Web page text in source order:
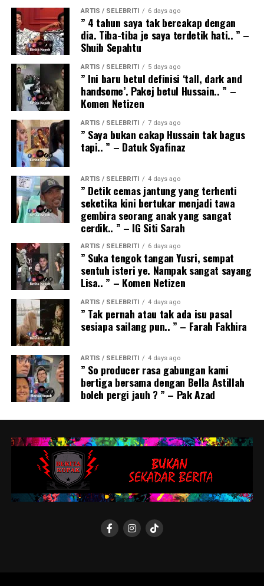
ARTIS / SELEBRITI 6 days ago
” 4 tahun saya tak bercakap dengan
dia. Tiba-tiba je saya terdetik hati.. ” –
Shuib Sepahtu
ARTIS / SELEBRITI 5 days ago
” Ini baru betul definisi ‘tall, dark and
handsome’. Pakej betul Hussain.. ” –
Komen Netizen
ARTIS / SELEBRITI 7 days ago
” Saya bukan cakap Hussain tak bagus
tapi.. ” – Datuk Syafinaz
ARTIS / SELEBRITI 4 days ago
” Detik cemas jantung yang terhenti
seketika kini bertukar menjadi tawa
gembira seorang anak yang sangat
cerdik.. ” – IG Siti Sarah
ARTIS / SELEBRITI 6 days ago
” Suka tengok tangan Yusri, sempat
sentuh isteri ye. Nampak sangat sayang
Lisa.. ” – Komen Netizen
ARTIS / SELEBRITI 4 days ago
” Tak pernah atau tak ada isu pasal
sesiapa sailang pun.. ” – Farah Fakhira
ARTIS / SELEBRITI 4 days ago
” So producer rasa gabungan kami
bertiga bersama dengan Bella Astillah
boleh pergi jauh ? ” – Pak Azad